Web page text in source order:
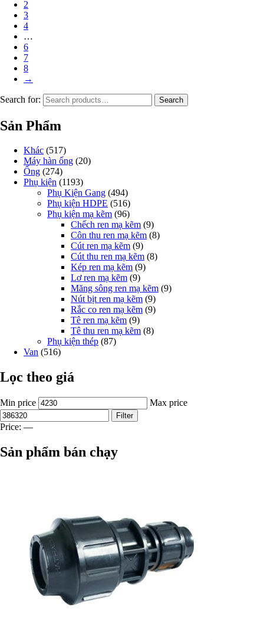
2
3
4
…
6
7
8
→
Search for: Search
Sản Phẩm
Khác (517)
Máy hàn ống (20)
Ống (274)
Phụ kiện (1193)
Phụ Kiện Gang (494)
Phụ kiện HDPE (516)
Phụ kiện mạ kẽm (96)
Chếch ren mạ kẽm (9)
Côn thu ren mạ kẽm (8)
Cút ren mạ kẽm (9)
Cút thu ren mạ kẽm (8)
Kép ren mạ kẽm (9)
Lơ ren mạ kẽm (9)
Măng sông ren mạ kẽm (9)
Nút bịt ren mạ kẽm (9)
Rắc co ren mạ kẽm (9)
Tê ren mạ kẽm (9)
Tê thu ren mạ kẽm (8)
Phụ kiện thép (87)
Van (516)
Lọc theo giá
Min price Max price
Filter
Price: —
Sản phẩm bán chạy